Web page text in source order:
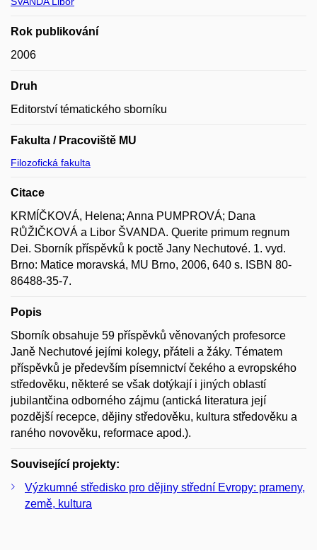
Rok publikování
2006
Druh
Editorství tématického sborníku
Fakulta / Pracoviště MU
Filozofická fakulta
Citace
KRMÍČKOVÁ, Helena; Anna PUMPROVÁ; Dana
RŮŽIČKOVÁ a Libor ŠVANDA. Querite primum regnum
Dei. Sborník příspěvků k poctě Jany Nechutové. 1. vyd.
Brno: Matice moravská, MU Brno, 2006, 640 s. ISBN 80-
86488-35-7.
Popis
Sborník obsahuje 59 příspěvků věnovaných profesorce
Janě Nechutové jejími kolegy, přáteli a žáky. Tématem
příspěvků je především písemnictví čekého a evropského
středověku, některé se však dotýkají i jiných oblastí
jubilantčina odborného zájmu (antická literatura její
pozdější recepce, dějiny středověku, kultura středověku a
raného novověku, reformace apod.).
Související projekty:
Výzkumné středisko pro dějiny střední Evropy: prameny,
země, kultura